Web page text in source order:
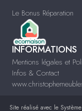
Le Bonus Réparation
INFORMATIONS
Mentions légales et
Infos & Contact
Site réalisé avec le